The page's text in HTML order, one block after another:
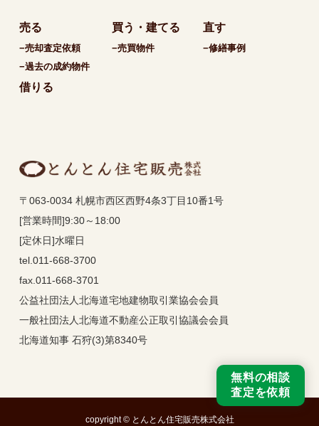
無料の相談
査定を依頼
売る
−売却査定依頼
−過去の成約物件
買う・建てる
−売買物件
直す
−修繕事例
借りる
〒063-0034 札幌市西区西野4条3丁目10番1号
[営業時間]9:30～18:00
[定休日]水曜日
tel.011-668-3700
fax.011-668-3701
公益社団法人北海道宅地建物取引業協会会員
一般社団法人北海道不動産公正取引協議会会員
北海道知事 石狩(3)第8340号
copyright © とんとん住宅販売株式会社